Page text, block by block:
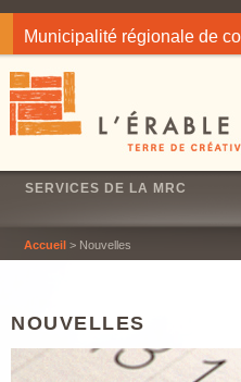
Municipalité régionale de
SERVICES DE LA MRC
Accueil > Nouvelles
NOUVELLES